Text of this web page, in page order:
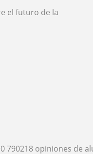
el futuro de la
790218 opiniones de